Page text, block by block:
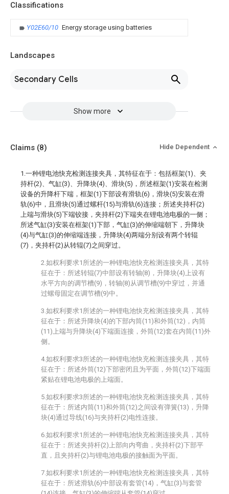
Classifications
Y02E60/10 Energy storage using batteries
Landscapes
Secondary Cells
Show more
Claims (8) Hide Dependent
1.一种锂电池快充检测连接夹具，其特征在于：包括框架(1)、夹
持杆(2)、气缸(3)、升降块(4)、滑块(5)，所述框架(1)安装在检测
设备的升降杆下端，框架(1)下部设有滑轨(6)，滑块(5)安装在滑
轨(6)中，且滑块(5)通过螺杆(15)与滑轨(6)连接；所述夹持杆(2)
上端与滑块(5)下端铰接，夹持杆(2)下端夹在锂电池电极的一侧；
所述气缸(3)安装在框架(1)下部，气缸(3)的伸缩端朝下，升降块
(4)与气缸(3)的伸缩端连接，升降块(4)两端分别设有两个转辊
(7)，夹持杆(2)从转辊(7)之间穿过。
2.如权利要求1所述的一种锂电池快充检测连接夹具，其特
征在于：所述转辊(7)中部设有转轴(8)，升降块(4)上设有
水平方向的调节槽(9)，转轴(8)从调节槽(9)中穿过，并通
过螺母固定在调节槽(9)中。
3.如权利要求1所述的一种锂电池快充检测连接夹具，其特
征在于：所述升降块(4)的下部内筒(11)和外筒(12)，内筒
(11)上端与升降块(4)下端面连接，外筒(12)套在内筒(11)外
侧。
4.如权利要求3所述的一种锂电池快充检测连接夹具，其特
征在于：所述外筒(12)下部密闭且为平面，外筒(12)下端面
紧贴在锂电池电极的上端面。
5.如权利要求3所述的一种锂电池快充检测连接夹具，其特
征在于：所述内筒(11)和外筒(12)之间设有弹簧(13)，升降
块(4)通过导线(16)与夹持杆(2)电性连接。
6.如权利要求1所述的一种锂电池快充检测连接夹具，其特
征在于：所述夹持杆(2)上部向内弯曲，夹持杆(2)下部平
直，且夹持杆(2)与锂电池电极的接触面为平面。
7.如权利要求1所述的一种锂电池快充检测连接夹具，其特
征在于：所述滑轨(6)中部设有套管(14)，气缸(3)与套管